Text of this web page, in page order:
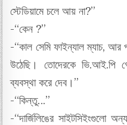
স্টেডিয়ামে চলে আয় না?”
-“কেন ?”
-“কাল সেমি ফাইন্যাল ম্যাচ, আর
উঠেছি। তোদেরকে ভি.আই.পি
ব্যবস্থা করে দেব।”
-“কিন্তু…”
-“দার্জিলিঙের সাইটসিইংগুলো